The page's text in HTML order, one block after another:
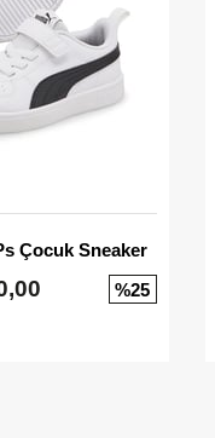
Çocuk Sneaker
%25